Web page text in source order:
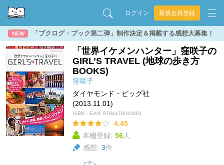
ログイン 新規会員登録
NEW 「ブクログ・ブック第二弾」制作決定＆掲載する感想大募集！
「世界イケメンハンター」窪咲子の
GIRL’S TRAVEL (地球の歩き方
BOOKS)
窪咲子
ダイヤモンド・ビッグ社
(2013.11.01)
ISBN・EAN: 9784478044681
4.45
本棚登録: 56人
感想: 3件